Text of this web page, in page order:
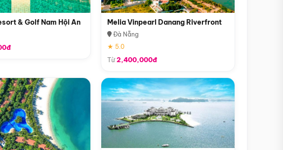
& Golf Nam Hội An Melia Vinpearl Danang Riverfront
Đà Nẵng
★ 5.0
Từ2,400,000đ